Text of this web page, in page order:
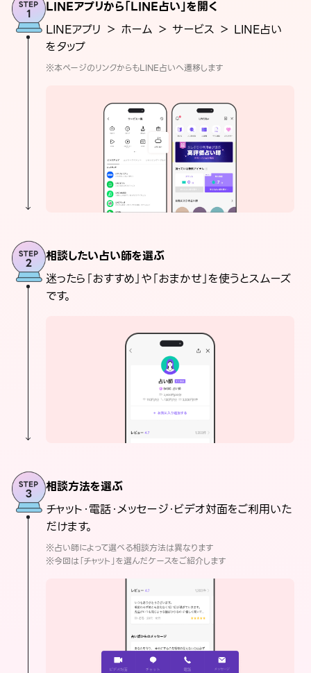
LINEアプリから「LINE占い」を開く
LINEアプリ ＞ ホーム ＞ サービス ＞ LINE占い
をタップ
※本ページのリンクからもLINE占いへ遷移します
相談したい占い師を選ぶ
迷ったら「おすすめ」や「おまかせ」を使うとスムーズ
です。
相談方法を選ぶ
チャット・電話・メッセージ・ビデオ対面をご利用いた
だけます。
※占い師によって選べる相談方法は異なります
※今回は「チャット」を選んだケースをご紹介します